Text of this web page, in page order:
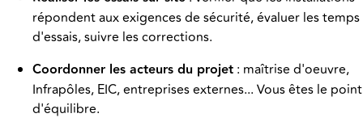
répondent aux exigences de sécurité, évaluer les temps
d'essais, suivre les corrections.
Coordonner les acteurs du projet : maîtrise d'oeuvre,
Infrapôles, EIC, entreprises externes... Vous êtes le point
d'équilibre.